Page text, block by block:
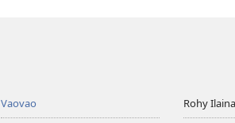
Vaovao Rohy Ilaina